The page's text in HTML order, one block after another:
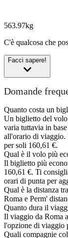
563.97kg
C'è qualcosa che
Facci sapere!
Domande
Quanto costa un
Un biglietto del volo
varia tuttavia in
all'orario di viaggio.
per soli 160,61 €.
Qual è il volo più
Il biglietto più
160,61 €. Ti
orari di punta per
Qual è la distanza
Roma e Perm'
Quanto dura il
Il viaggio da Roma
l'opzione di viaggio
Quali compagnie